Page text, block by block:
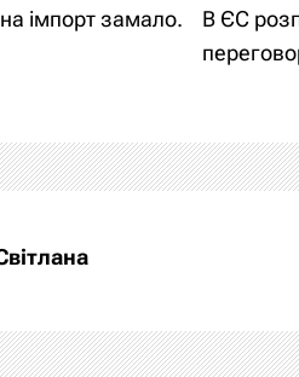
імпорт замало.
В ЄС